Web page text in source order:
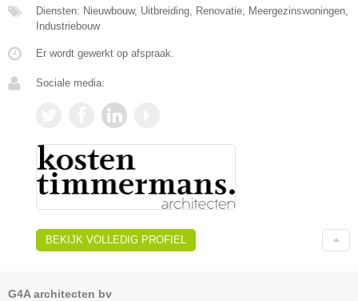
Diensten: Nieuwbouw, Uitbreiding, Renovatie, Meergezinswoningen,
Industriebouw
Er wordt gewerkt op afspraak.
Sociale media:
BEKIJK VOLLEDIG PROFIEL
G4A architecten bv